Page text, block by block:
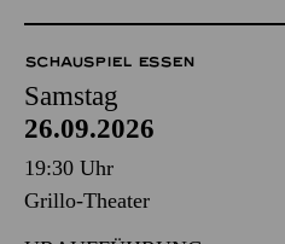
SCHAUSPIEL ESSEN
Samstag
26.09.2026
19:30 Uhr
Grillo-Theater